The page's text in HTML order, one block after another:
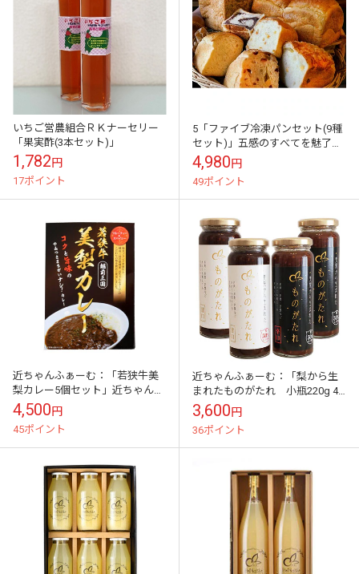
いちご営農組合ＲＫナーセリー
「果実酢(3本セット)」
1,782円
17ポイント
5「ファイブ冷凍パンセット(9種
セット)」五感のすべてを魅了す
る五感を満足させるパン
4,980円
49ポイント
近ちゃんふぁーむ：「若狭牛美
梨カレー5個セット」近ちゃん家
のカレーの隠し味は梨！
4,500円
45ポイント
近ちゃんふぁーむ：「梨から生
まれたものがたれ 小瓶220g 4
本セット(甘口2本・辛口2本)」料
理を美味しくするのは[梨]だっ
た!...
3,600円
36ポイント